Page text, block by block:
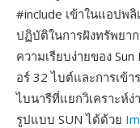
#include เข้าในแอปพ
ปฏิบัติในการฝังทรัพยา
ความเรียบง่ายของ
อร์ 32 ไบต์และการเข้
ไบนารีที่แยกวิเคราะห์
รูปแบบ SUN ได้ด้วย